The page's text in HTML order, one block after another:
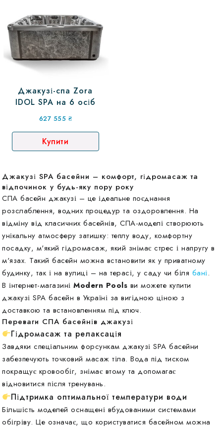
Джакузі-спа Zora
IDOL SPA на 6 осіб
627 555 ₴
Купити
Джакузі SPA басейни – комфорт, гідромасаж та
відпочинок у будь-яку пору року
СПА басейн джакузі – це ідеальне поєднання
розслаблення, водних процедур та оздоровлення. На
відміну від класичних басейнів, СПА-моделі створюють
унікальну атмосферу затишку: теплу воду, комфортну
посадку, м'який гідромасаж, який знімає стрес і напругу в
м'язах. Такий басейн можна встановити як у приватному
будинку, так і на вулиці – на терасі, у саду чи біля бані.
В інтернет-магазині Modern Pools ви можете купити
джакузі SPA басейн в Україні за вигідною ціною з
доставкою та встановленням під ключ.
Переваги СПА басейнів джакузі
Гідромасаж та релаксація
Завдяки спеціальним форсункам джакузі SPA басейни
забезпечують точковий масаж тіла. Вода під тиском
покращує кровообіг, знімає втому та допомагає
відновитися після тренувань.
Підтримка оптимальної температури води
Більшість моделей оснащені вбудованими системами
обігріву. Це означає, що користуватися басейном можна